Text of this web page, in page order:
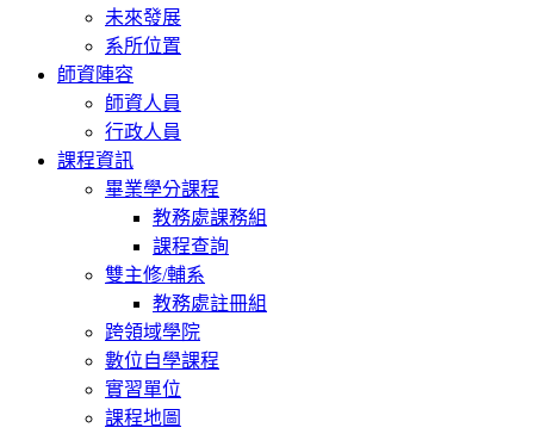
未來發展
系所位置
師資陣容
師資人員
行政人員
課程資訊
畢業學分課程
教務處課務組
課程查詢
雙主修/輔系
教務處註冊組
跨領域學院
數位自學課程
實習單位
課程地圖